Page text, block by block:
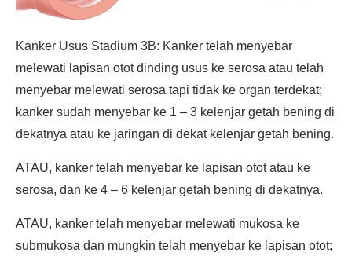
Kanker Usus Stadium 3B: Kanker telah menyebar
melewati lapisan otot dinding usus ke serosa atau telah
menyebar melewati serosa tapi tidak ke organ terdekat;
kanker sudah menyebar ke 1 – 3 kelenjar getah bening di
dekatnya atau ke jaringan di dekat kelenjar getah bening.
ATAU, kanker telah menyebar ke lapisan otot atau ke
serosa, dan ke 4 – 6 kelenjar getah bening di dekatnya.
ATAU, kanker telah menyebar melewati mukosa ke
submukosa dan mungkin telah menyebar ke lapisan otot;